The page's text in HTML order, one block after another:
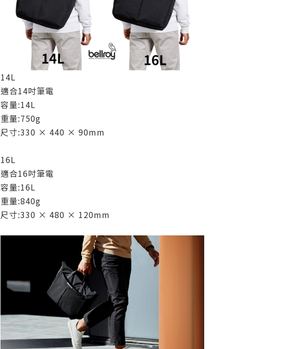
14L
適合14吋筆電
容量:14L
重量:750g
尺寸:330 × 440 × 90mm
16L
適合16吋筆電
容量:16L
重量:840g
尺寸:330 × 480 × 120mm